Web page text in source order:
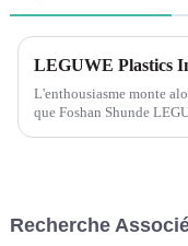
L'enthousiasme monte
que Foshan Shunde
ARCHIDEX (MALAYSIA
Recherche